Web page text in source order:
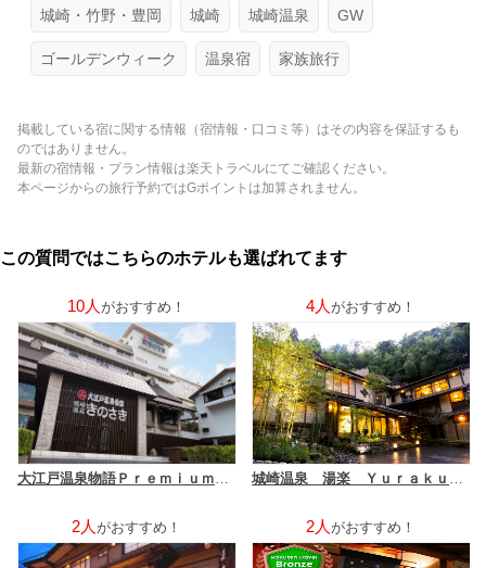
城崎・竹野・豊岡 城崎 城崎温泉 GW
ゴールデンウィーク 温泉宿 家族旅行
掲載している宿に関する情報（宿情報・口コミ等）はその内容を保証するも
のではありません。
最新の宿情報・プラン情報は楽天トラベルにてご確認ください。
本ページからの旅行予約ではGポイントは加算されません。
この質問ではこちらのホテルも選ばれてます
10人 がおすすめ！ 4人 がおすすめ！
2人 がおすすめ！ 2人 がおすすめ！